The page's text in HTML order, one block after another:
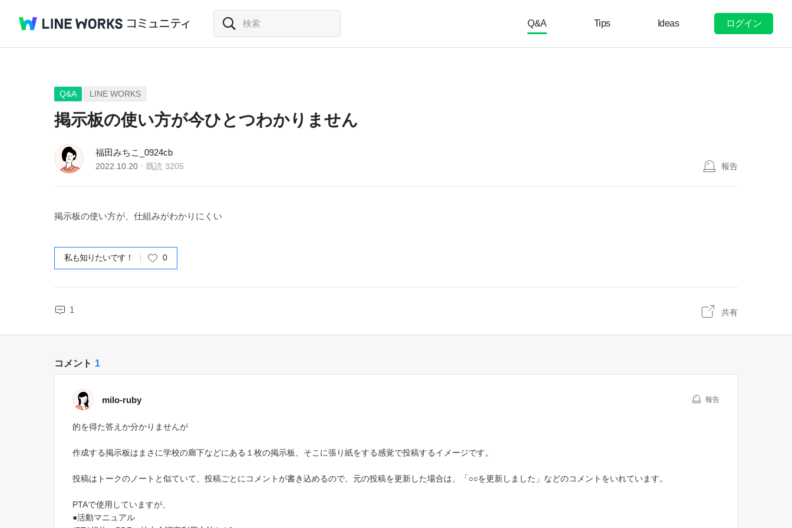
Q&A Tips Ideas ログイン
Q&A LINE WORKS
掲示板の使い方が今ひとつわかりません
福田みちこ_0924cb
2022.10.20 既読 3205 報告
掲示板の使い方が、仕組みがわかりにくい
私も知りたいです！ 0
1 共有
コメント 1
milo-ruby 報告
的を得た答えか分かりませんが
作成する掲示板はまさに学校の廊下などにある１枚の掲示板、そこに張り紙をする感覚で投稿するイメージです。
投稿はトークのノートと似ていて、投稿ごとにコメントが書き込めるので、元の投稿を更新した場合は、「○○を更新しました」などのコメントをいれています。
PTAで使用していますが、
●活動マニュアル